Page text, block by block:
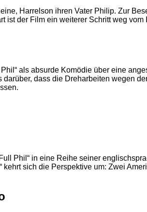
Harrelson ihren Vater Philip. Zur
ist der Film ein weiterer Schritt weg
als absurde Komödie über eine
dass die Dreharbeiten wegen
Phil“ in eine Reihe seiner
kehrt sich die Perspektive um: Zwei
2